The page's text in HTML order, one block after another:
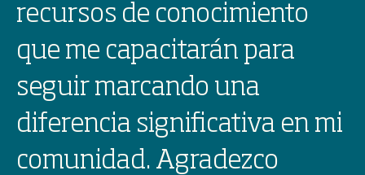
recursos de conocimiento
que me capacitarán para
seguir marcando una
diferencia significativa en mi
comunidad. Agradezco